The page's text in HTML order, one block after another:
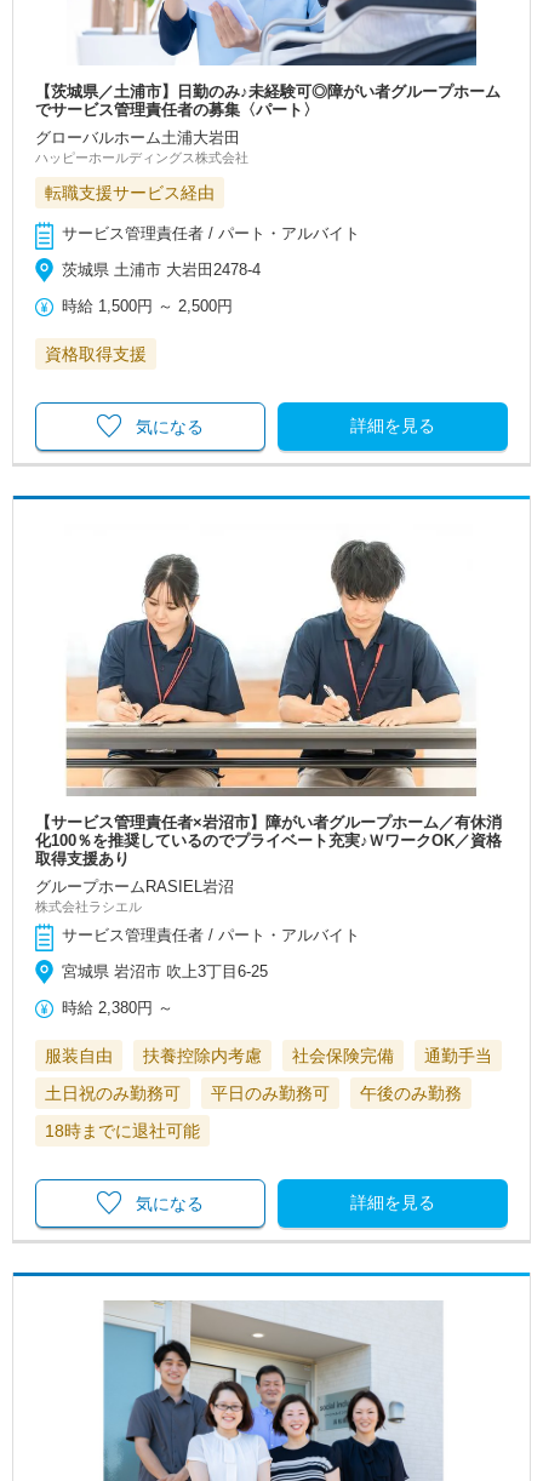
【茨城県／土浦市】日勤のみ♪未経験可◎障がい者グループホーム
でサービス管理責任者の募集〈パート〉
グローバルホーム土浦大岩田
ハッピーホールディングス株式会社
転職支援サービス経由
サービス管理責任者 / パート・アルバイト
茨城県 土浦市 大岩田2478-4
時給 1,500円 ～ 2,500円
資格取得支援
詳細を見る
気になる
【サービス管理責任者×岩沼市】障がい者グループホーム／有休消
化100％を推奨しているのでプライベート充実♪ＷワークOK／資格
取得支援あり
グループホームRASIEL岩沼
株式会社ラシエル
サービス管理責任者 / パート・アルバイト
宮城県 岩沼市 吹上3丁目6-25
時給 2,380円 ～
服装自由 扶養控除内考慮 社会保険完備
通勤手当
土日祝のみ勤務可
平日のみ勤務可
午後のみ勤務
18時までに退社可能
詳細を見る
気になる